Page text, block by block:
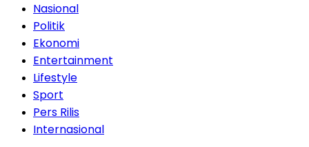
Nasional
Politik
Ekonomi
Entertainment
Lifestyle
Sport
Pers Rilis
Internasional